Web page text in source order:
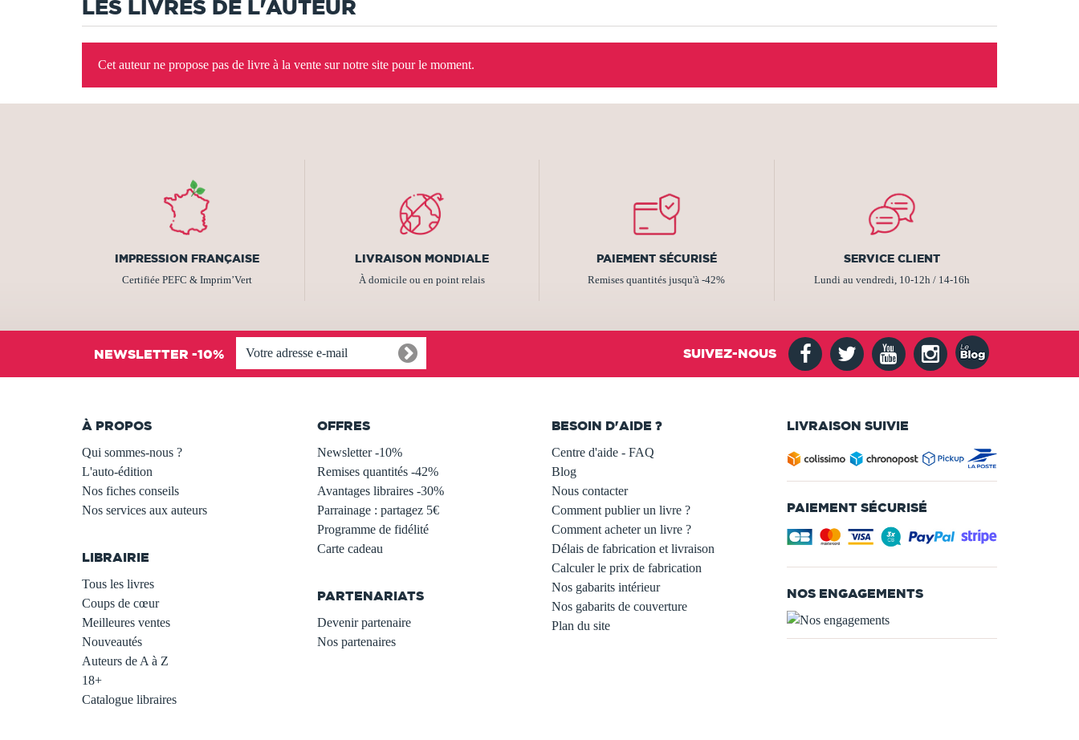
LES LIVRES DE L'AUTEUR
Cet auteur ne propose pas de livre à la vente sur notre site pour le moment.
IMPRESSION FRANÇAISE
Certifiée PEFC & Imprim’Vert
LIVRAISON MONDIALE
À domicile ou en point relais
PAIEMENT SÉCURISÉ
Remises quantités jusqu'à -42%
SERVICE CLIENT
Lundi au vendredi, 10-12h / 14-16h
NEWSLETTER -10% SUIVEZ-NOUS
À PROPOS
Qui sommes-nous ?
L'auto-édition
Nos fiches conseils
Nos services aux auteurs
LIBRAIRIE
Tous les livres
Coups de cœur
Meilleures ventes
Nouveautés
Auteurs de A à Z
18+
Catalogue libraires
OFFRES
Newsletter -10%
Remises quantités -42%
Avantages libraires -30%
Parrainage : partagez 5€
Programme de fidélité
Carte cadeau
PARTENARIATS
Devenir partenaire
Nos partenaires
BESOIN D'AIDE ?
Centre d'aide - FAQ
Blog
Nous contacter
Comment publier un livre ?
Comment acheter un livre ?
Délais de fabrication et livraison
Calculer le prix de fabrication
Nos gabarits intérieur
Nos gabarits de couverture
Plan du site
LIVRAISON SUIVIE
PAIEMENT SÉCURISÉ
NOS ENGAGEMENTS